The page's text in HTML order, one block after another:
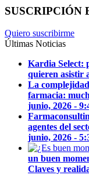
SUSCRIPCIÓN
Quiero suscribirme
Últimas Noticias
Kardia Select:
quieren asistir
La
farmacia:
junio, 2026 -
agentes del
junio, 2026 -
un buen
Claves y